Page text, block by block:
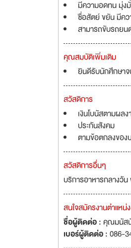
มีความอดทน มุ่ง
ซื่อสัตย์ ขยัน มีค
สามารถขับรถยน
คุณสมบัติเพิ่มเติม
ยินดีรับนักศึกษาจ
สวัสดิการ
เงินโบนัสตามผลง
ประกันสังคม
ตามข้อตกลงของ
สวัสดิการอื่นๆ
บริการอาหารกลางวั
สนใจสมัครงานตำแห
ชื่อผู้ติดต่อ :คุณมนัส
เบอร์ผู้ติดต่อ :086-